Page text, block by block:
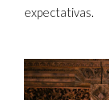
expectativas.